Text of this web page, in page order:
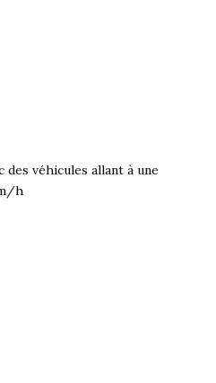
des véhicules allant à une
h